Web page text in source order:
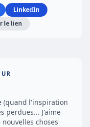
LinkedIn
le lien
(quand l'inspiration
perdues... J'aime
choses